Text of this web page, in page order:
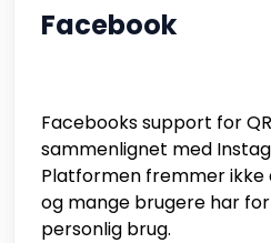
Facebook
Facebooks support for
sammenlignet med
Platformen fremmer ikke
og mange brugere har
personlig brug.